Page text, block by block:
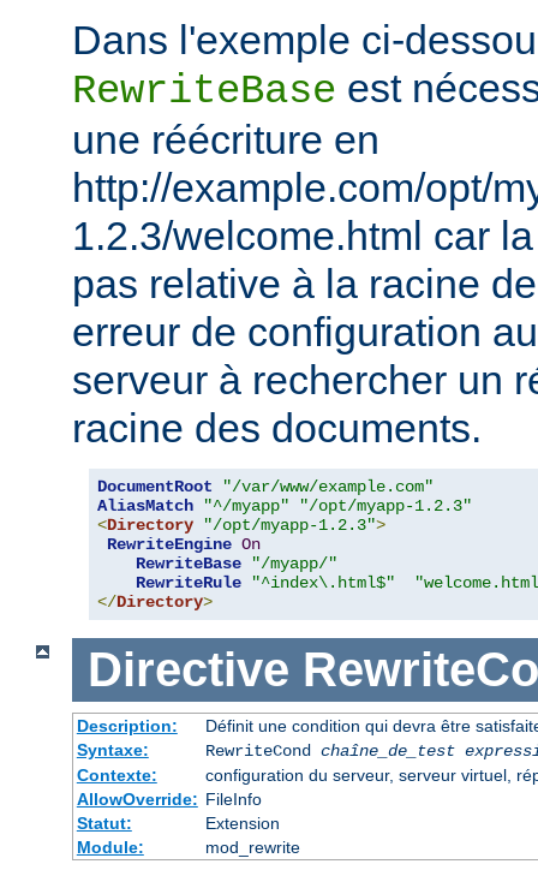
Dans l'exemple ci-
RewriteBase est
une réécriture en
http://example.com/opt/
1.2.3/welcome.html car
pas relative à la racine
erreur de configuration
serveur à rechercher un
racine des documents.
DocumentRoot
"/var/www/example.com"
AliasMatch
"^/myapp"
"/opt/myapp-1.2.3"
<Directory "/opt/myapp-1.2.3">
RewriteEngine On
RewriteBase
"/myapp/"
RewriteRule
"^index\.html$"
</Directory>
Directive
Description:
Définit une condition qui devra être
Syntaxe:
RewriteCond chaîne_de_test
Contexte:
configuration du serveur, serveur virtuel,
AllowOverride: FileInfo
Statut:
Extension
Module:
mod_rewrite